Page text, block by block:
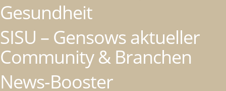
Gesundheit
SISU – Gensows aktueller
Community & Branchen
News-Booster